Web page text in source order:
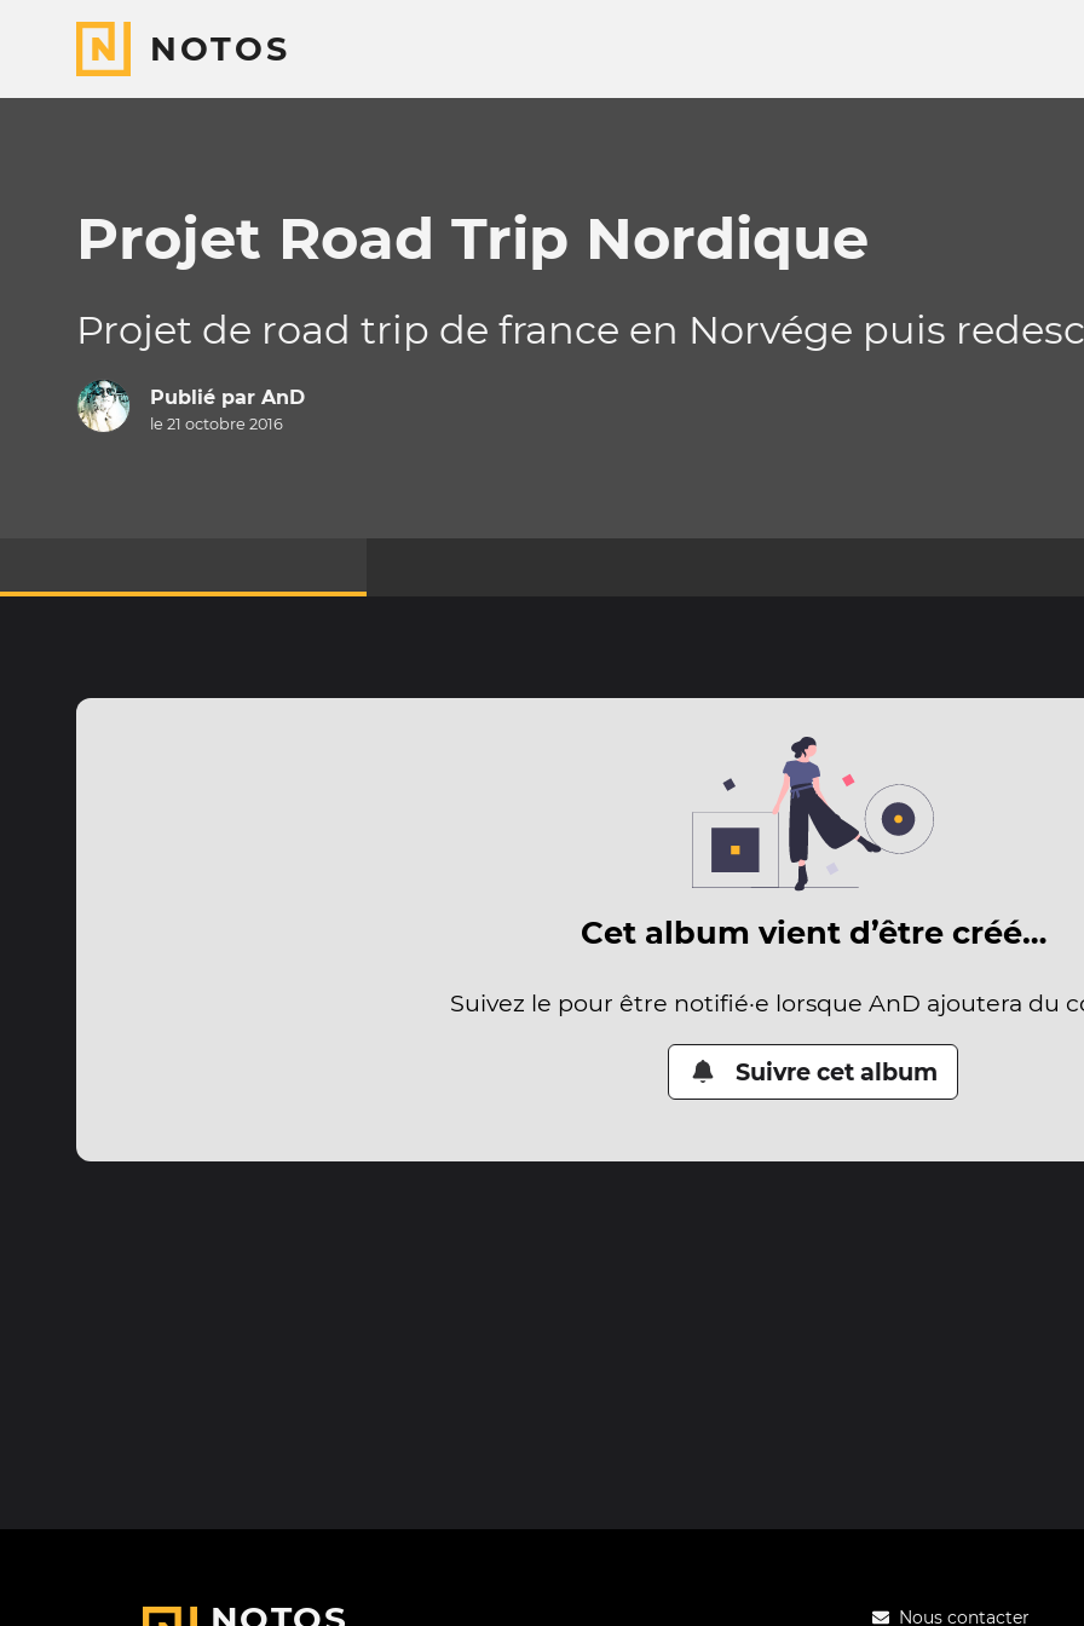
NOTOS
Projet Road Trip Nordique
Projet de road trip de france en Norvége puis
Publié par AnD
le 21 octobre 2016
Cet album vient d’être créé…
Suivez le pour être notifié·e lorsque AnD ajoutera du
Suivre cet album
Nous contacter